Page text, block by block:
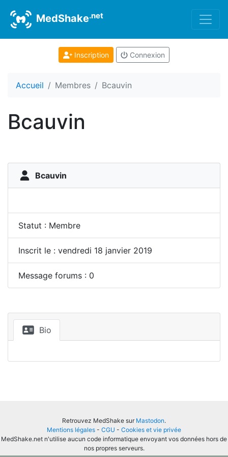
MedShake.net
Inscription Connexion
Accueil Membres Bcauvin
Bcauvin
Bcauvin
Statut : Membre
Inscrit le : vendredi 18 janvier 2019
Message forums : 0
Bio
Retrouvez MedShake sur Mastodon.
Mentions légales - CGU - Cookies et vie privée
MedShake.net n'utilise aucun code informatique envoyant vos données hors de
nos propres serveurs.